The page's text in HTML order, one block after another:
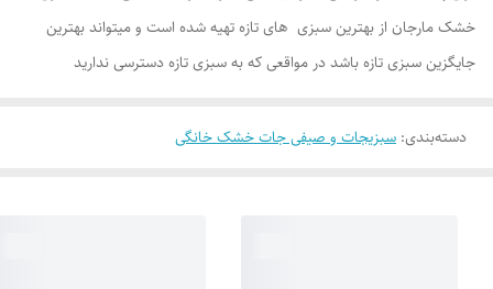
خشک مارجان از بهترین سبزی های تازه تهیه شده است و میتواند بهترین
جایگزین سبزی تازه باشد در مواقعی که به سبزی تازه دسترسی ندارید
دسته‌بندی: سبزیجات و صیفی جات خشک خانگی